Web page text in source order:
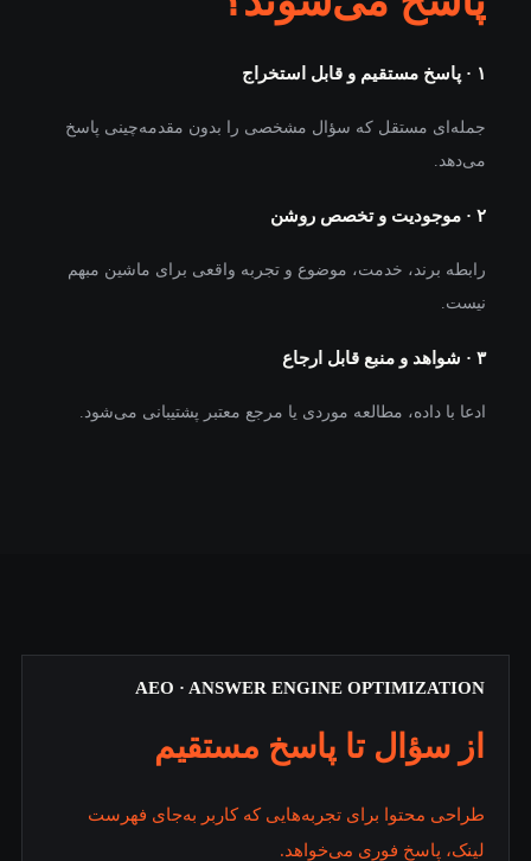
۱ · پاسخ مستقیم و قابل استخراج
جمله‌ای مستقل که سؤال مشخصی را بدون مقدمه‌چینی پاسخ
می‌دهد.
۲ · موجودیت و تخصص روشن
رابطه برند، خدمت، موضوع و تجربه واقعی برای ماشین مبهم
نیست.
۳ · شواهد و منبع قابل ارجاع
ادعا با داده، مطالعه موردی یا مرجع معتبر پشتیبانی می‌شود.
AEO · ANSWER ENGINE OPTIMIZATION
از سؤال تا پاسخ مستقیم
طراحی محتوا برای تجربه‌هایی که کاربر به‌جای فهرست
لینک، پاسخ فوری می‌خواهد.